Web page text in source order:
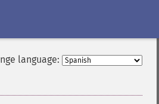
language: